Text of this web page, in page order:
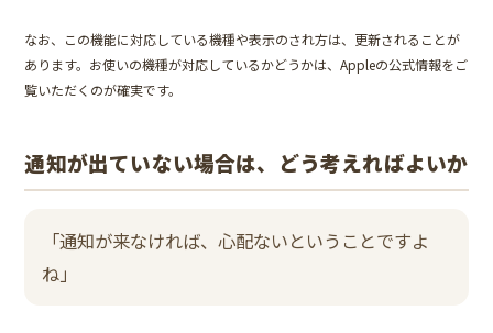
なお、この機能に対応している機種や表示のされ方は、更新されることが
あります。お使いの機種が対応しているかどうかは、Appleの公式情報をご
覧いただくのが確実です。
通知が出ていない場合は、どう考えればよいか
「通知が来なければ、心配ないということですよ
ね」